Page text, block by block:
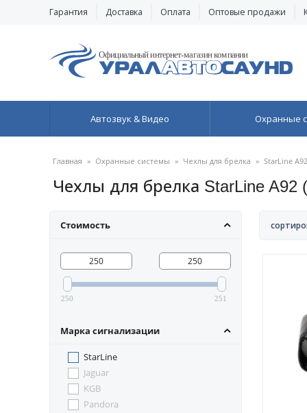
Гарантия Доставка Оплата Оптовые продажи
Автозвук & Видео Охранные
Главная » Охранные системы » Чехлы для брелка » StarLine A92
Чехлы для брелка StarLine
Стоимость
250 251
Марка сигнализации
StarLine
Jaguar
KGB
Pandora